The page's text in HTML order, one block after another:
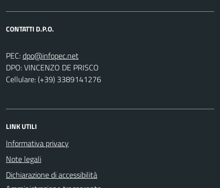
CONTATTI D.P.O.
PEC:
DPO: VINCENZO DE PRISCO
Cellulare: (+39) 3389141276
LINK UTILI
Informativa privacy
Note legali
Dichiarazione di accessibilità